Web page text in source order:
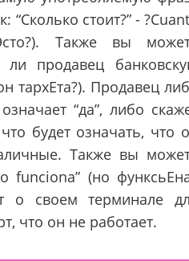
“Сколько стоит?” -
Также вы
ли продавец
тархЕта?). Продавец
“да”, либо
будет означать, что
Также вы
funciona” (но
о своем терминале
что он не работает.